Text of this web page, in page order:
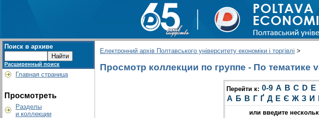
Поиск в архиве
Расширенный поиск
Главная страница
Просмотреть
Разделы
и коллекции
Електронний архів Полтавського університету економіки і торгівлі >
Просмотр коллекции по группе - По тематике
Перейти к: 0-9 A B C D E
А Б В Г Ґ Д Е Є Ж З И
или введите